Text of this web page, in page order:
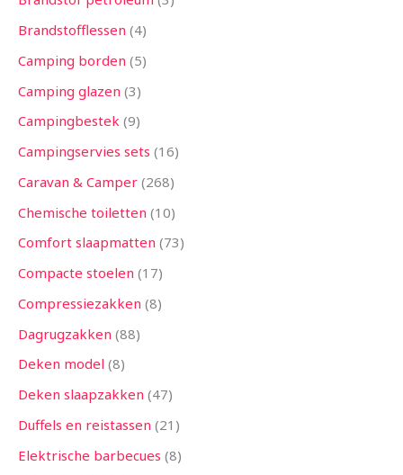
Brandstofflessen 4
Camping borden 5
Camping glazen 3
Campingbestek 9
Campingservies sets 16
Caravan & Camper 268
Chemische toiletten 10
Comfort slaapmatten 73
Compacte stoelen 17
Compressiezakken 8
Dagrugzakken 88
Deken model 8
Deken slaapzakken 47
Duffels en reistassen 21
Elektrische barbecues 8